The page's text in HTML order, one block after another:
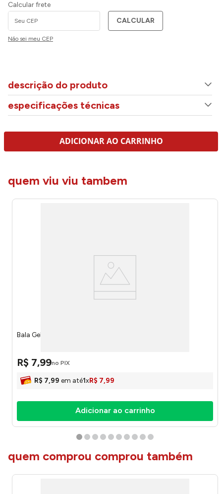
Calcular frete
CALCULAR
Não sei meu CEP
descrição do produto
especificações técnicas
ADICIONAR AO CARRINHO
quem viu viu tambem
Bala Gelatina Minhocas Brilho 90g - Fini
R$ 7,99no PIX
R$ 7,99 em até1xR$ 7,99
Adicionar ao carrinho
quem comprou comprou também